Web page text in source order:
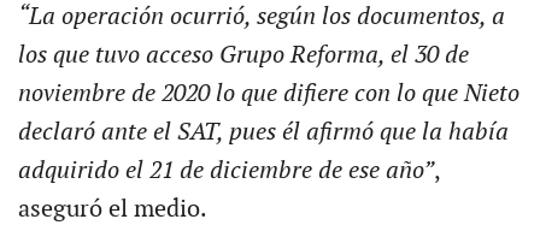
“La operación ocurrió, según los documentos, a
los que tuvo acceso Grupo Reforma, el 30 de
noviembre de 2020 lo que difiere con lo que Nieto
declaró ante el SAT, pues él afirmó que la había
adquirido el 21 de diciembre de ese año”,
aseguró el medio.